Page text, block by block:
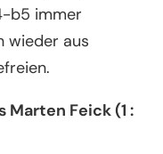
b5 immer
wieder aus
Marten Feick (1 :